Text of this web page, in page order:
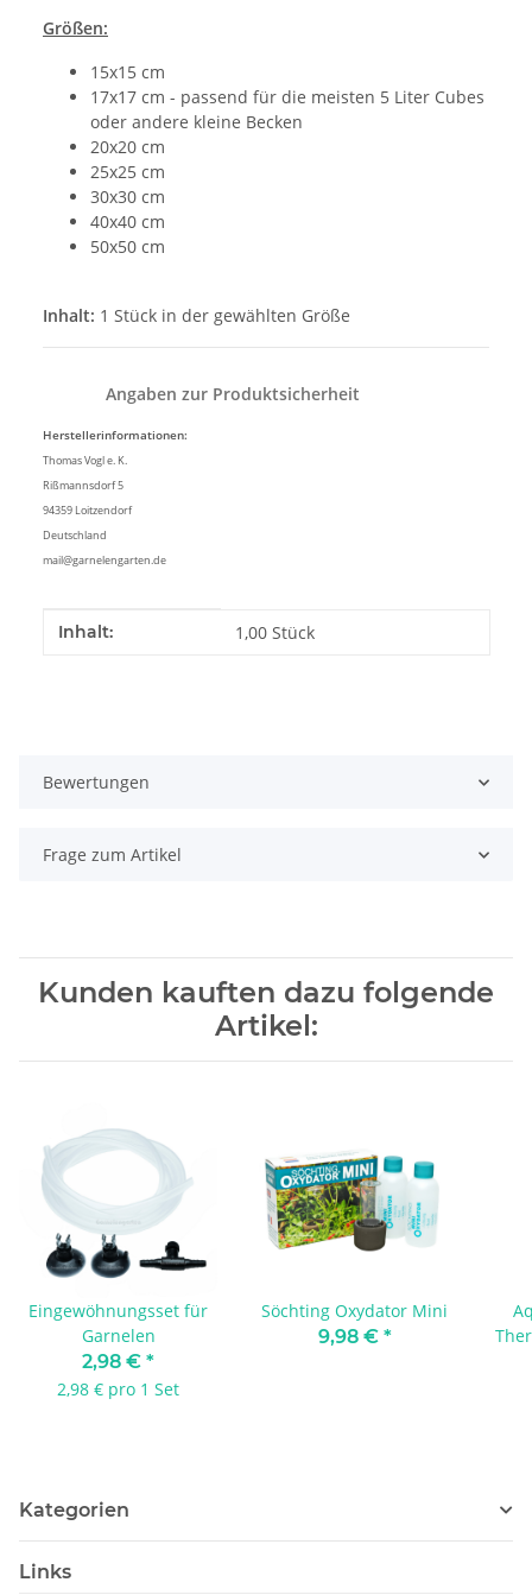
Größen:
15x15 cm
17x17 cm - passend für die meisten 5 Liter Cubes
oder andere kleine Becken
20x20 cm
25x25 cm
30x30 cm
40x40 cm
50x50 cm
Inhalt: 1 Stück in der gewählten Größe
Angaben zur Produktsicherheit
Herstellerinformationen:
Thomas Vogl e. K.
Rißmannsdorf 5
94359 Loitzendorf
Deutschland
mail@garnelengarten.de
Produkteigenschaft
Wert
Inhalt: 1,00 Stück
Bewertungen
Frage zum Artikel
Kunden kauften dazu folgende
Artikel:
Eingewöhnungsset für
Garnelen
2,98 € *
2,98 € pro 1 Set
Söchting Oxydator Mini
9,98 € *
Kategorien
Links